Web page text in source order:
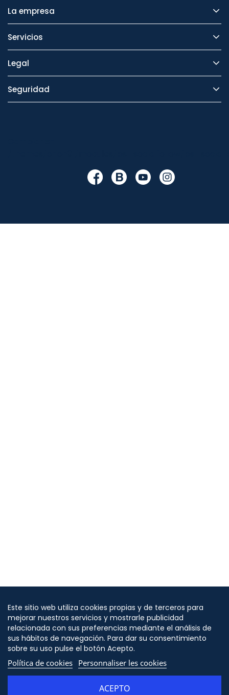
La empresa
Servicios
Legal
Seguridad
Este sitio web utiliza cookies propias y de terceros para
mejorar nuestros servicios y mostrarle publicidad
relacionada con sus preferencias mediante el análisis de
sus hábitos de navegación. Para dar su consentimiento
sobre su uso pulse el botón Acepto.
Política de cookies Personnaliser les cookies
ACEPTO